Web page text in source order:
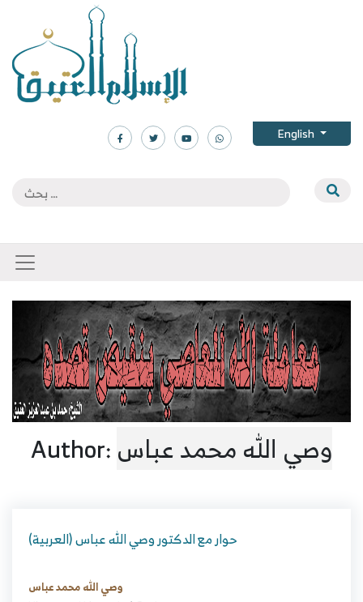
English
Author:وصي الله محمد عباس
(العربية) حوار مع الدكتور وصي الله عباس
وصي الله محمد عباس